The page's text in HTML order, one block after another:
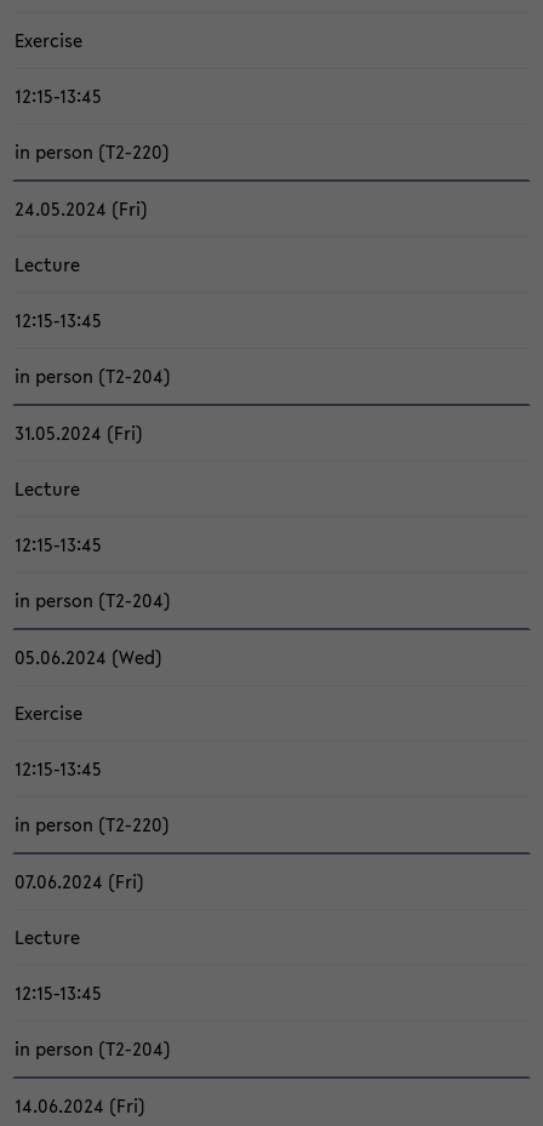
Ex­er­ci­se
12:15-13:45
in per­son (T2-​220)
24.05.2024 (Fri)
Lec­tu­re
12:15-13:45
in per­son (T2-​204)
31.05.2024 (Fri)
Lec­tu­re
12:15-13:45
in per­son (T2-​204)
05.06.2024 (Wed)
Ex­er­ci­se
12:15-13:45
in per­son (T2-​220)
07.06.2024 (Fri)
Lec­tu­re
12:15-13:45
in per­son (T2-​204)
14.06.2024 (Fri)